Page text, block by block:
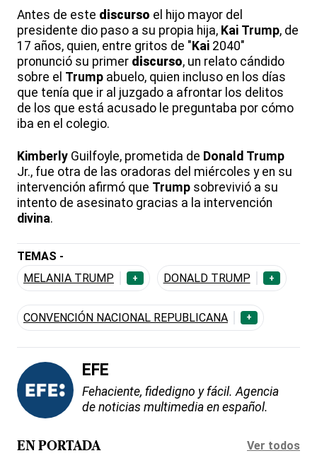
Antes de este discurso el hijo mayor del
presidente dio paso a su propia hija, Kai Trump, de
17 años, quien, entre gritos de " Kai 2040"
pronunció su primer discurso, un relato cándido
sobre el Trump abuelo, quien incluso en los días
que tenía que ir al juzgado a afrontar los delitos
de los que está acusado le preguntaba por cómo
iba en el colegio.
Kimberly Guilfoyle, prometida de Donald Trump
Jr., fue otra de las oradoras del miércoles y en su
intervención afirmó que Trump sobrevivió a su
intento de asesinato gracias a la intervención
divina.
TEMAS -
MELANIA TRUMP
+ DONALD TRUMP +
CONVENCIÓN NACIONAL REPUBLICANA +
EFE
Fehaciente, fidedigno y fácil. Agencia
de noticias multimedia en español.
EN PORTADA Ver todos